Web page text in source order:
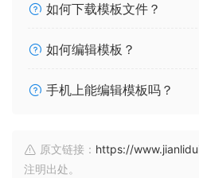
如何下载模板文件？
如何编辑模板？
手机上能编辑模板吗？
原文链接： https://
注明出处。